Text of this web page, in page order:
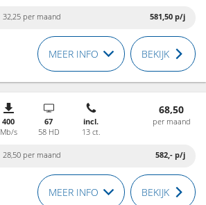
32,25 per maand 581,50 p/j
MEER INFO BEKIJK
400
Mb/s
67
58 HD
incl.
13 ct.
68,50
per maand
28,50 per maand 582,- p/j
MEER INFO BEKIJK